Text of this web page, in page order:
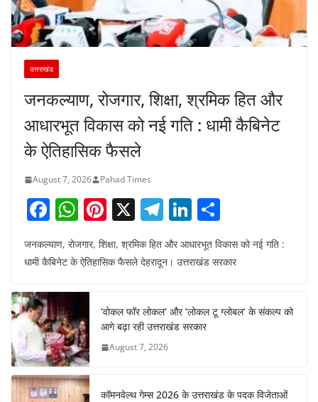
उत्तराखंड
जनकल्याण, रोजगार, शिक्षा, श्रमिक हित और
आधारभूत विकास को नई गति : धामी कैबिनेट
के ऐतिहासिक फैसले
August 7, 2026 Pahad Times
F
c
b
o
o
k
W
at
s
A
p
p
Pi
er
st
X T
el
e
a
m
Li
k
dI
n
h
ar
जनकल्याण, रोजगार, शिक्षा, श्रमिक हित और आधारभूत विकास को नई गति :
धामी कैबिनेट के ऐतिहासिक फैसले देहरादून। उत्तराखंड सरकार
‘वोकल फॉर लोकल’ और ‘लोकल टू ग्लोबल’ के संकल्प को
आगे बढ़ा रही उत्तराखंड सरकार
August 7, 2026
कॉमनवेल्थ गेम्स 2026 के उत्तराखंड के पदक विजेताओं